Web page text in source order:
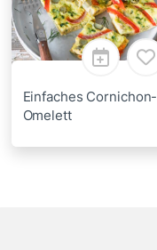
Einfaches Cornichon-
Omelett